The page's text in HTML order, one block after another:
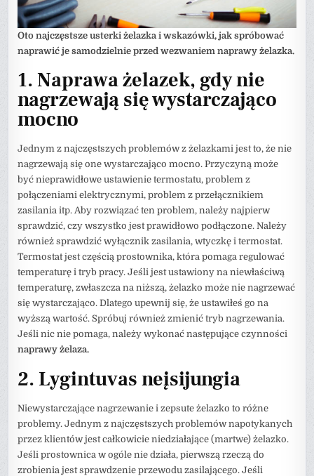
Oto najczęstsze usterki żelazka i wskazówki, jak spróbować
naprawić je samodzielnie przed wezwaniem naprawy żelazka.
1. Naprawa żelazek, gdy nie
nagrzewają się wystarczająco
mocno
Jednym z najczęstszych problemów z żelazkami jest to, że nie
nagrzewają się one wystarczająco mocno. Przyczyną może
być nieprawidłowe ustawienie termostatu, problem z
połączeniami elektrycznymi, problem z przełącznikiem
zasilania itp. Aby rozwiązać ten problem, należy najpierw
sprawdzić, czy wszystko jest prawidłowo podłączone. Należy
również sprawdzić wyłącznik zasilania, wtyczkę i termostat.
Termostat jest częścią prostownika, która pomaga regulować
temperaturę i tryb pracy. Jeśli jest ustawiony na niewłaściwą
temperaturę, zwłaszcza na niższą, żelazko może nie nagrzewać
się wystarczająco. Dlatego upewnij się, że ustawiłeś go na
wyższą wartość. Spróbuj również zmienić tryb nagrzewania.
Jeśli nic nie pomaga, należy wykonać następujące czynności
naprawy żelaza.
2. Lygintuvas neįsijungia
Niewystarczające nagrzewanie i zepsute żelazko to różne
problemy. Jednym z najczęstszych problemów napotykanych
przez klientów jest całkowicie niedziałające (martwe) żelazko.
Jeśli prostownica w ogóle nie działa, pierwszą rzeczą do
zrobienia jest sprawdzenie przewodu zasilającego. Jeśli